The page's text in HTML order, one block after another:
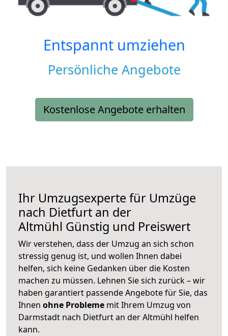
Entspannt umziehen
Persönliche Angebote
Kostenlose Angebote erhalten
Ihr Umzugsexperte für Umzüge
nach Dietfurt an der
Altmühl Günstig und Preiswert
Wir verstehen, dass der Umzug an sich schon
stressig genug ist, und wollen Ihnen dabei
helfen, sich keine Gedanken über die Kosten
machen zu müssen. Lehnen Sie sich zurück – wir
haben garantiert passende Angebote für Sie, das
Ihnen ohne Probleme mit Ihrem Umzug von
Darmstadt nach Dietfurt an der Altmühl helfen
kann.